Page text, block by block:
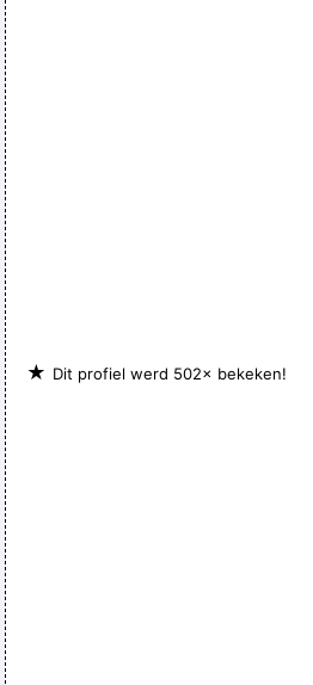
★ Dit profiel werd 502× bekeken!